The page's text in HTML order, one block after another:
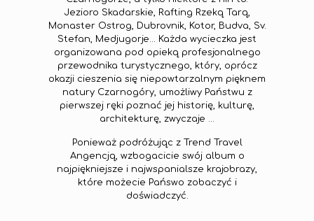
Jezioro Skadarskie, Rafting Rzeką Tarą,
Monaster Ostrog, Dubrovnik, Kotor, Budva, Sv.
Stefan, Medjugorje... Każda wycieczka jest
organizowana pod opieką profesjonalnego
przewodnika turystycznego, który, oprócz
okazji cieszenia się niepowtarzalnym pięknem
natury Czarnogóry, umożliwy Państwu z
pierwszej ręki poznać jej historię, kulturę,
architekturę, zwyczaje ...
Ponieważ podróżując z Trend Travel
Angencją, wzbogacicie swój album o
najpiękniejsze i najwspanialsze krajobrazy,
które możecie Pańswo zobaczyć i
doświadczyć.